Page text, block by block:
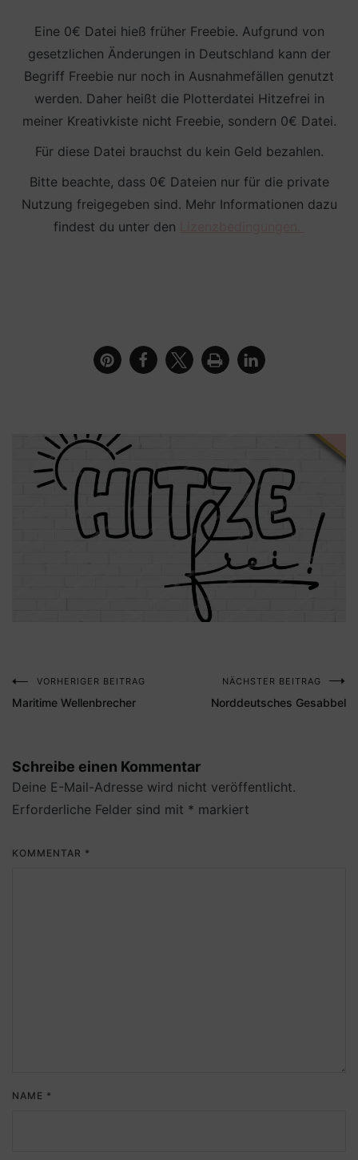
Eine 0€ Datei hieß früher Freebie. Aufgrund von
gesetzlichen Änderungen in Deutschland kann der
Begriff Freebie nur noch in Ausnahmefällen genutzt
werden. Daher heißt die Plotterdatei Hitzefrei in
meiner Kreativkiste nicht Freebie, sondern 0€ Datei.
Für diese Datei brauchst du kein Geld bezahlen.
Bitte beachte, dass 0€ Dateien nur für die private
Nutzung freigegeben sind. Mehr Informationen dazu
findest du unter den
Beitragsnavigation
VORHERIGER BEITRAG
Maritime Wellenbrecher
NÄCHSTER BEITRAG
Norddeutsches Gesabbel
Schreibe einen Kommentar
Deine E-Mail-Adresse wird nicht veröffentlicht.
Erforderliche Felder sind mit * markiert
KOMMENTAR *
NAME *